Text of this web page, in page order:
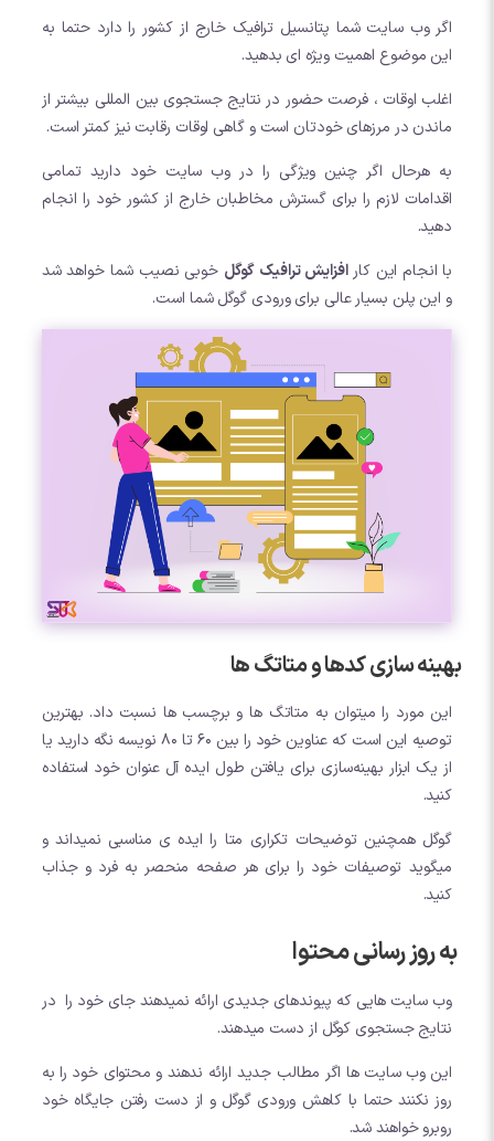
اگر وب سایت شما پتانسیل ترافیک خارج از کشور را دارد حتما به
این موضوع اهمیت ویژه ای بدهید.
اغلب اوقات ، فرصت حضور در نتایج جستجوی بین المللی بیشتر از
ماندن در مرزهای خودتان است و گاهی اوقات رقابت نیز کمتر است.
به هرحال اگر چنین ویژگی را در وب سایت خود دارید تمامی
اقدامات لازم را برای گسترش مخاطبان خارج از کشور خود را انجام
دهید.
با انجام این کارافزایش ترافیک گوگل خوبی نصیب شما خواهد شد
و این پلن بسیار عالی برای ورودی گوگل شما است.
بهینه سازی کدها و متاتگ ها
این مورد را میتوان به متاتگ ها و برچسب ها نسبت داد. بهترین
توصیه این است که عناوین خود را بین 60 تا 80 نویسه نگه دارید یا
از یک ابزار بهینه‌سازی برای یافتن طول ایده آل عنوان خود استفاده
کنید.
گوگل همچنین توضیحات تکراری متا را ایده ی مناسبی نمیداند و
میگوید توصیفات خود را برای هر صفحه منحصر به فرد و جذاب
کنید.
به روز رسانی محتوا
وب سایت هایی که پیوندهای جدیدی ارائه نمیدهند جای خود را در
نتایج جستجوی کوگل از دست میدهند.
این وب سایت ها اگر مطالب جدید ارائه ندهند و محتوای خود را به
روز نکنند حتما با کاهش ورودی گوگل و از دست رفتن جایگاه خود
روبرو خواهند شد.